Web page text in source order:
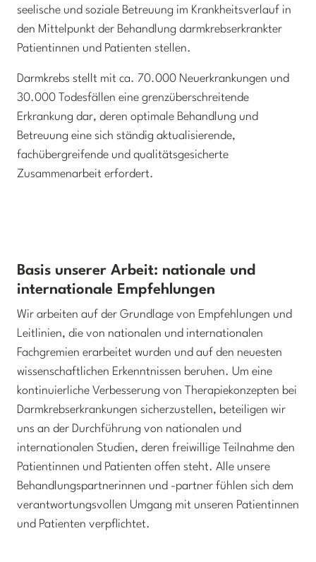
seelische und soziale Betreuung im Krankheitsverlauf in
den Mittelpunkt der Behandlung darmkrebserkrankter
Patientinnen und Patienten stellen.
Darmkrebs stellt mit ca. 70.000 Neuerkrankungen und
30.000 Todesfällen eine grenzüberschreitende
Erkrankung dar, deren optimale Behandlung und
Betreuung eine sich ständig aktualisierende,
fachübergreifende und qualitätsgesicherte
Zusammenarbeit erfordert.
Basis unserer Arbeit: nationale und
internationale Empfehlungen
Wir arbeiten auf der Grundlage von Empfehlungen und
Leitlinien, die von nationalen und internationalen
Fachgremien erarbeitet wurden und auf den neuesten
wissenschaftlichen Erkenntnissen beruhen. Um eine
kontinuierliche Verbesserung von Therapiekonzepten bei
Darmkrebserkrankungen sicherzustellen, beteiligen wir
uns an der Durchführung von nationalen und
internationalen Studien, deren freiwillige Teilnahme den
Patientinnen und Patienten offen steht. Alle unsere
Behandlungspartnerinnen und -partner fühlen sich dem
verantwortungsvollen Umgang mit unseren Patientinnen
und Patienten verpflichtet.